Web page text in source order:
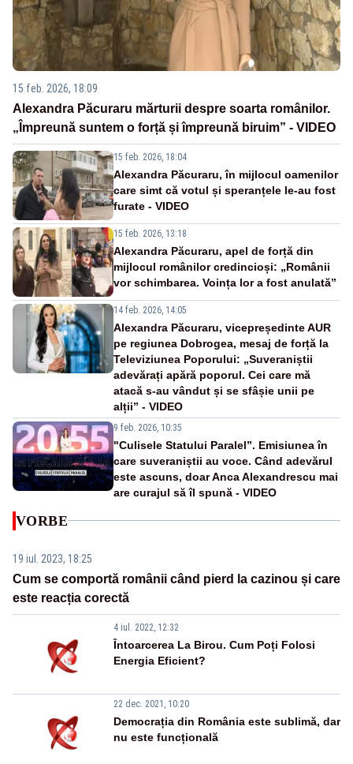
15 feb. 2026, 18:09
Alexandra Păcuraru mărturii despre soarta românilor.
„Împreună suntem o forță și împreună biruim” - VIDEO
15 feb. 2026, 18:04
Alexandra Păcuraru, în mijlocul oamenilor
care simt că votul și speranțele le-au fost
furate - VIDEO
15 feb. 2026, 13:18
Alexandra Păcuraru, apel de forță din
mijlocul românilor credincioși: „Românii
vor schimbarea. Voința lor a fost anulată”
14 feb. 2026, 14:05
Alexandra Păcuraru, vicepreședinte AUR
pe regiunea Dobrogea, mesaj de forță la
Televiziunea Poporului: „Suveraniștii
adevărați apără poporul. Cei care mă
atacă s-au vândut și se sfâșie unii pe
alții” - VIDEO
9 feb. 2026, 10:35
"Culisele Statului Paralel”. Emisiunea în
care suveraniștii au voce. Când adevărul
este ascuns, doar Anca Alexandrescu mai
are curajul să îl spună - VIDEO
VORBE
19 iul. 2023, 18:25
Cum se comportă românii când pierd la cazinou și care
este reacția corectă
4 iul. 2022, 12:32
Întoarcerea La Birou. Cum Poți Folosi
Energia Eficient?
22 dec. 2021, 10:20
Democrația din România este sublimă, dar
nu este funcțională